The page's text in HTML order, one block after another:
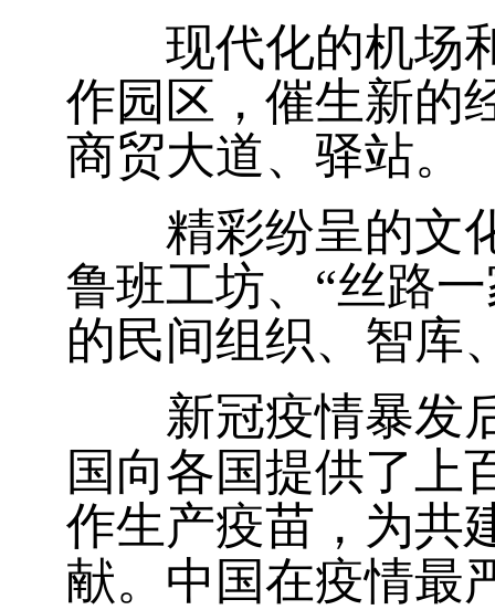
现代化的机场和
作园区，催生新的
商贸大道、驿站。
精彩纷呈的文化
鲁班工坊、“丝路
的民间组织、智库
新冠疫情暴发后
国向各国提供了上
作生产疫苗，为共
献。中国在疫情最